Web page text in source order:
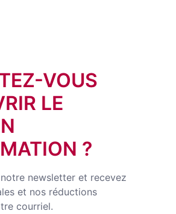
VOUS
LE
?
newsletter et recevez
et nos réductions
courriel.